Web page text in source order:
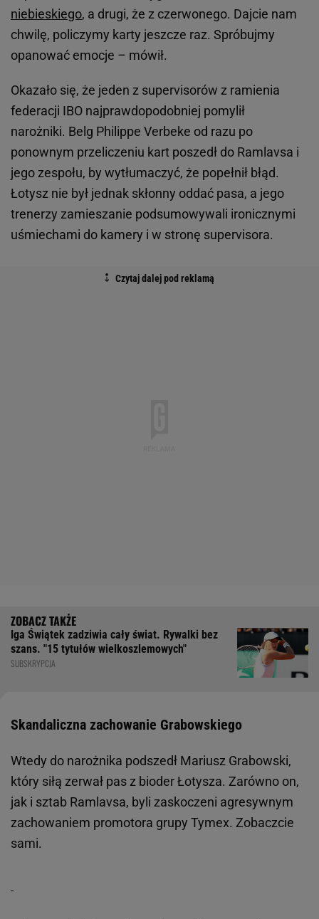
niebieskiego, a drugi, że z czerwonego. Dajcie nam
chwilę, policzymy karty jeszcze raz. Spróbujmy
opanować emocje – mówił.
Okazało się, że jeden z supervisorów z ramienia
federacji IBO najprawdopodobniej pomylił
narożniki. Belg Philippe Verbeke od razu po
ponownym przeliczeniu kart poszedł do Ramlavsa i
jego zespołu, by wytłumaczyć, że popełnił błąd.
Łotysz nie był jednak skłonny oddać pasa, a jego
trenerzy zamieszanie podsumowywali ironicznymi
uśmiechami do kamery i w stronę supervisora.
Iga Świątek zadziwia cały świat. Rywalki bez
szans. "15 tytułów wielkoszlemowych"
SUBSKRYPCJA
Skandaliczna zachowanie Grabowskiego
Wtedy do narożnika podszedł Mariusz Grabowski,
który siłą zerwał pas z bioder Łotysza. Zarówno on,
jak i sztab Ramlavsa, byli zaskoczeni agresywnym
zachowaniem promotora grupy Tymex. Zobaczcie
sami.